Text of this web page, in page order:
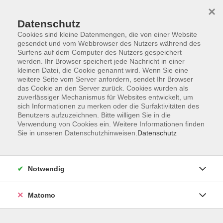
Zum Hauptinhalt springen
Der Kurs konnte nicht gefunden werden.
Volkshochschule Bad Reichenhall
Datenschutz
Cookies sind kleine Datenmengen, die von einer Website
gesendet und vom Webbrowser des Nutzers während des
Surfens auf dem Computer des Nutzers gespeichert
werden. Ihr Browser speichert jede Nachricht in einer
kleinen Datei, die Cookie genannt wird. Wenn Sie eine
weitere Seite vom Server anfordern, sendet Ihr Browser
das Cookie an den Server zurück. Cookies wurden als
zuverlässiger Mechanismus für Websites entwickelt, um
sich Informationen zu merken oder die Surfaktivitäten des
Benutzers aufzuzeichnen. Bitte willigen Sie in die
Verwendung von Cookies ein. Weitere Informationen finden
Sie in unseren Datenschutzhinweisen. Datenschutz
×
Notwendig
Matomo